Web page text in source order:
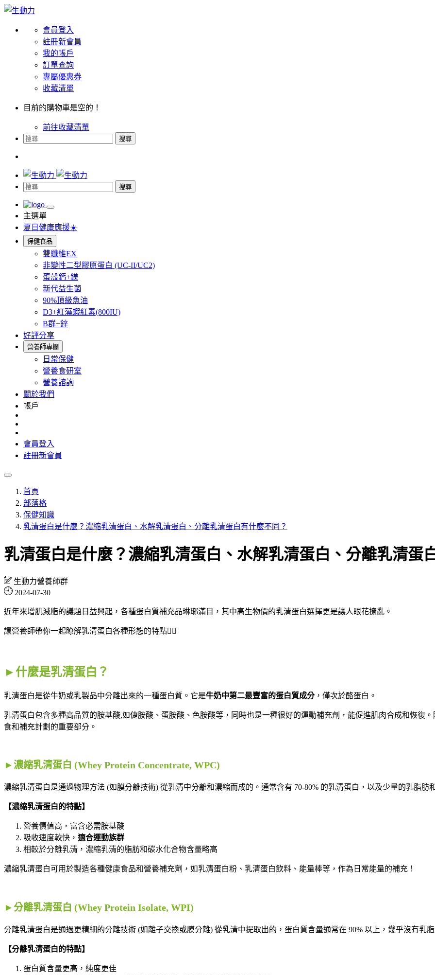
會員登入
註冊新會員
我的帳戶
訂單查詢
專屬優惠券
收藏清單
目前的購物車是空的！
前往收藏清單
搜尋
搜尋
主選單
夏日健康應援☀️
保健食品
雙纖維EX
非變性二型膠原蛋白 (UC-II/UC2)
蛋殼鈣+鎂
新代益生菌
90%頂級魚油
D3+紅藻蝦紅素(800IU)
B群+鋅
好評分享
營養師專欄
日常保健
營養食研室
營養諮詢
關於我們
帳戶
會員登入
註冊新會員
首頁
部落格
保健知識
乳清蛋白是什麼？濃縮乳清蛋白、水解乳清蛋白、分離乳清蛋白有什麼不同？
乳清蛋白是什麼？濃縮乳清蛋白、水解乳清蛋白、分離乳清蛋
生動力營養師群
2024-07-30
近年來增肌減脂的議題日益興起，各種蛋白質補充品琳瑯滿目，其中高生物價的乳清蛋白選擇更是讓人眼花撩亂。
讓營養師帶你一起瞭解乳清蛋白各種形態的特點👩‍⚕️
►什麼是乳清蛋白？
乳清蛋白是從牛奶或乳製品中分離出來的一種蛋白質。它是牛奶中第二最豐富的蛋白質成分，僅次於酪蛋白。
乳清蛋白包含多種高品質的胺基酸,如倢胺酸、蛋胺酸、色胺酸等，同時也是一種很好的運動補充劑，能促進肌肉合成和恢復
食和補充計劃的重要部分。
►濃縮乳清蛋白 (Whey Protein Concentrate, WPC)
濃縮乳清蛋白是通過物理方法 (如膜分離技術) 從乳清中分離和濃縮而成的。通常含有 70-80% 的乳清蛋白，以及少量的乳脂肪
【濃縮乳清蛋白的特點】
營養價值高，富含必需胺基酸
吸收速度較快， 適合運動族群
相較於分離乳清，濃縮乳清的脂肪和碳水化合物含量略高
濃縮乳清蛋白可用於製造各種健康食品和營養補充劑，如乳清蛋白粉、乳清蛋白飲料、能量棒等，作為日常能量的補充！
►分離乳清蛋白 (Whey Protein Isolate, WPI)
分離乳清蛋白是通過更精細的分離技術 (如離子交換或膜分離) 從乳清中提取出的，蛋白質含量通常在 90% 以上，幾乎沒有乳
【分離乳清蛋白的特點】
蛋白質含量更高，純度更佳